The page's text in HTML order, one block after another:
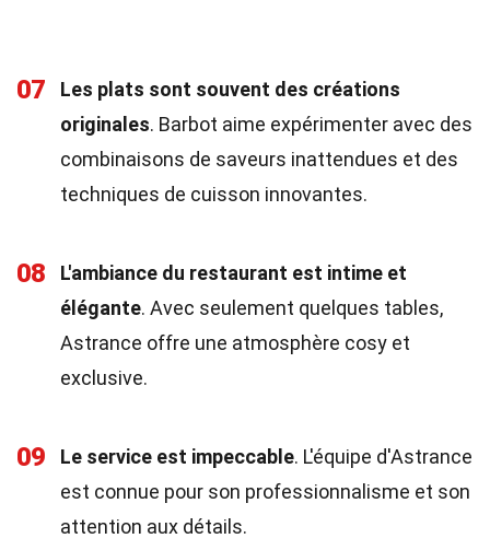
07
Les plats sont souvent des créations
originales. Barbot aime expérimenter avec des
combinaisons de saveurs inattendues et des
techniques de cuisson innovantes.
08
L'ambiance du restaurant est intime et
élégante. Avec seulement quelques tables,
Astrance offre une atmosphère cosy et
exclusive.
09 Le service est impeccable. L'équipe d'Astrance
est connue pour son professionnalisme et son
attention aux détails.